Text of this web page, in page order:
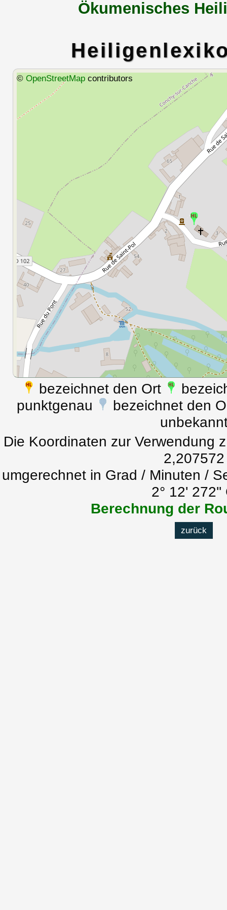
Ökumenisches
© OpenStreetMapcontributors
bezeichnet den Ort
punktgenau
bezeichnet den
Die Koordinaten zur Verwendung
2,207572
umgerechnet in Grad / Minuten /
2° 12' 272''
Berechnung der